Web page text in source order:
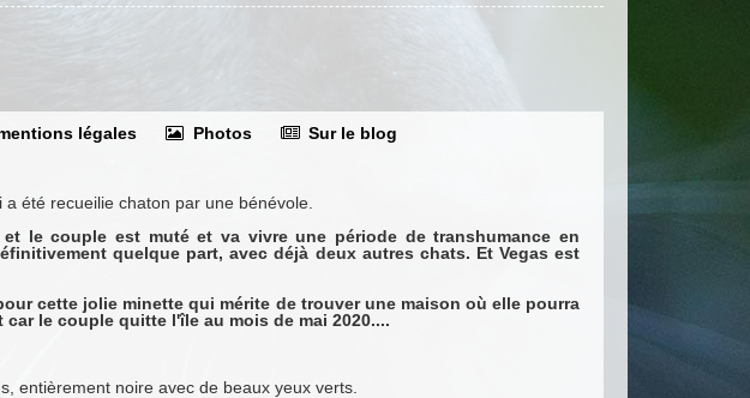
légales Photos Sur le blog
été recueilie chaton par une bénévole.
le couple est muté et va vivre une période de transhumance en
quelque part, avec déjà deux autres chats. Et Vegas est
cette jolie minette qui mérite de trouver une maison où elle pourra
le couple quitte l'île au mois de mai 2020....
entièrement noire avec de beaux yeux verts.